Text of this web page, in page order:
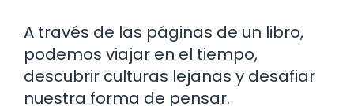
A través de las páginas de un libro,
podemos viajar en el tiempo,
descubrir culturas lejanas y desafiar
nuestra forma de pensar.